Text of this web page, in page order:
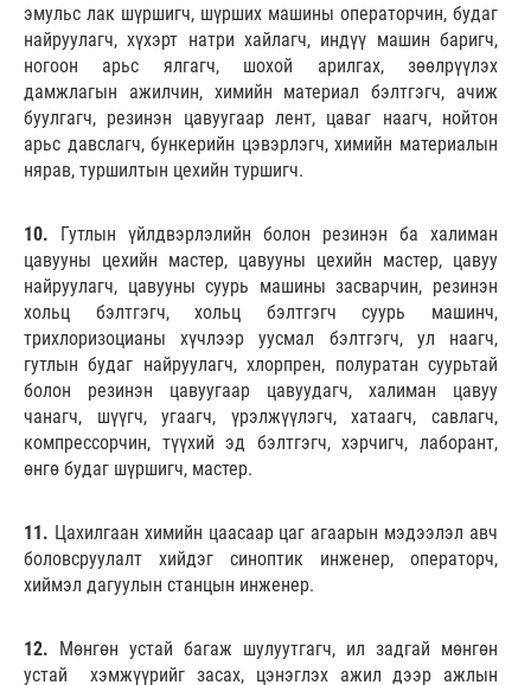
эмульс лак шүршигч, шүрших машины операторчин, будаг
найруулагч, хүхэрт натри хайлагч, индүү машин баригч,
ногоон арьс ялгагч, шохой арилгах, зөөлрүүлэх
дамжлагын ажилчин, химийн материал бэлтгэгч, ачиж
буулгагч, резинэн цавуугаар лент, цаваг наагч, нойтон
арьс давслагч, бункерийн цэвэрлэгч, химийн материалын
нярав, туршилтын цехийн туршигч.
10. Гутлын үйлдвэрлэлийн болон резинэн ба халиман
цавууны цехийн мастер, цавууны цехийн мастер, цавуу
найруулагч, цавууны суурь машины засварчин, резинэн
хольц бэлтгэгч, хольц бэлтгэгч суурь машинч,
трихлоризоцианы хүчлээр уусмал бэлтгэгч, ул наагч,
гутлын будаг найруулагч, хлорпрен, полуратан суурьтай
болон резинэн цавуугаар цавуудагч, халиман цавуу
чанагч, шүүгч, угаагч, үрэлжүүлэгч, хатаагч, савлагч,
компрессорчин, түүхий эд бэлтгэгч, хэрчигч, лаборант,
өнгө будаг шүршигч, мастер.
11. Цахилгаан химийн цаасаар цаг агаарын мэдээлэл авч
боловсруулалт хийдэг синоптик инженер, операторч,
хиймэл дагуулын станцын инженер.
12. Мөнгөн устай багаж шулуутгагч, ил задгай мөнгөн
устай хэмжүүрийг засах, цэнэглэх ажил дээр ажлын